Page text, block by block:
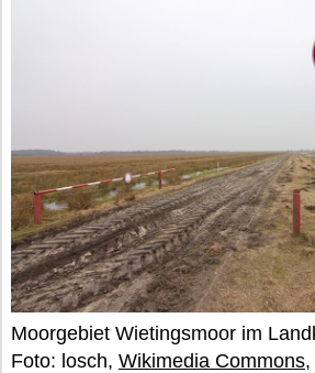
Moorgebiet Wietingsmoor im
Foto: losch, Wikimedia Commons,